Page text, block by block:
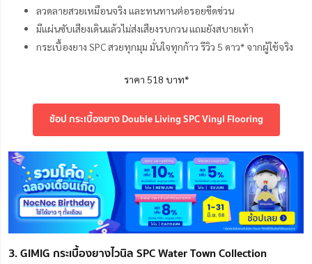
ลวดลายสวยเหมือนจริง และทนทานต่อรอยขีดข่วน
มีแผ่นซับเสียงเดินแล้วไม่ส่งเสียงรบกวน แถมยังสบายเท้า
กระเบื้องยาง SPC สวยทุกมุม มั่นใจทุกก้าว รีวิว 5 ดาว* จากผู้ใช้จริง
ราคา 518 บาท*
ช้อป กระเบื้องยาง Double Living SPC Vinyl Flooring
3. GIMIG กระเบื้องยางไวนิล SPC Water Town Collection